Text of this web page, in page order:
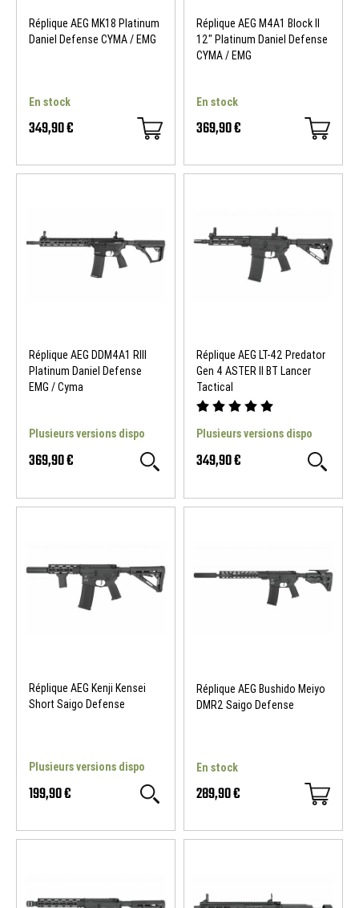
Réplique AEG MK18 Platinum
Daniel Defense CYMA / EMG
En stock
349,90 €
Réplique AEG M4A1 Block II
12" Platinum Daniel Defense
CYMA / EMG
En stock
369,90 €
Réplique AEG DDM4A1 RIII
Platinum Daniel Defense
EMG / Cyma
Plusieurs versions dispo
369,90 €
Réplique AEG LT-42 Predator
Gen 4 ASTER II BT Lancer
Tactical
Plusieurs versions dispo
349,90 €
Réplique AEG Kenji Kensei
Short Saigo Defense
Plusieurs versions dispo
199,90 €
Réplique AEG Bushido Meiyo
DMR2 Saigo Defense
En stock
289,90 €